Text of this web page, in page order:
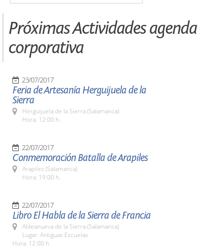
Próximas Actividades agenda
corporativa
23/07/2017
Feria de Artesanía Herguijuela de la
Sierra
Herguijuela de la Sierra (Salamanca)
Hora: 12:00 h.
22/07/2017
Conmemoración Batalla de Arapiles
Arapiles (Salamanca)
Hora: 19:00 h.
22/07/2017
Libro El Habla de la Sierra de Francia
Aldeanueva de la Sierra (Salamanca)
Lugar: Antiguas Escuelas
Hora: 12:00 h.